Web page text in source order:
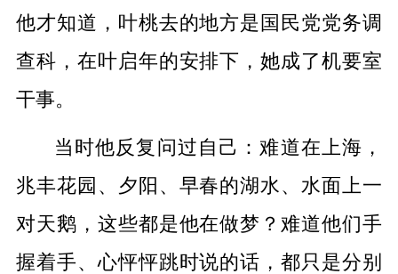
他才知道，叶桃去的地方是国民党党务调
查科，在叶启年的安排下，她成了机要室
干事。
当时他反复问过自己：难道在上海，
兆丰花园、夕阳、早春的湖水、水面上一
对天鹅，这些都是他在做梦？难道他们手
握着手、心怦怦跳时说的话，都只是分别